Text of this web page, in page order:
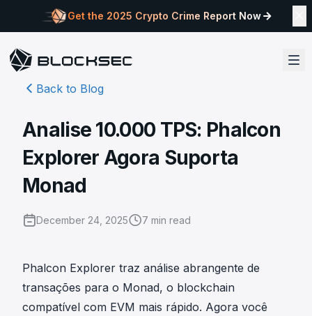
Get the 2025 Crypto Crime Report Now
Back to Blog
Analise 10.000 TPS: Phalcon
Explorer Agora Suporta
Monad
December 24, 2025 7 min read
Phalcon Explorer traz análise abrangente de
transações para o Monad, o blockchain
compatível com EVM mais rápido. Agora você